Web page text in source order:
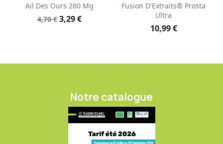
Ail Des Ours 280 Mg
4,70 € 3,29 €
Fusion D'Extraits® Prosta
Ultra
10,99 €
Notre catalogue